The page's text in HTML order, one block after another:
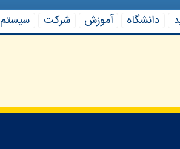
دانشگاه آموزش شركت سیستم